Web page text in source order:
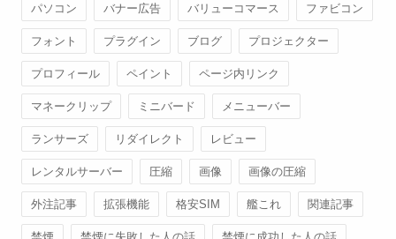
パソコン バナー広告 バリューコマース ファビコン
フォント プラグイン ブログ プロジェクター
プロフィール ペイント ページ内リンク
マネークリップ ミニバード メニューバー
ランサーズ リダイレクト レビュー
レンタルサーバー 圧縮 画像 画像の圧縮
外注記事 拡張機能 格安SIM 艦これ 関連記事